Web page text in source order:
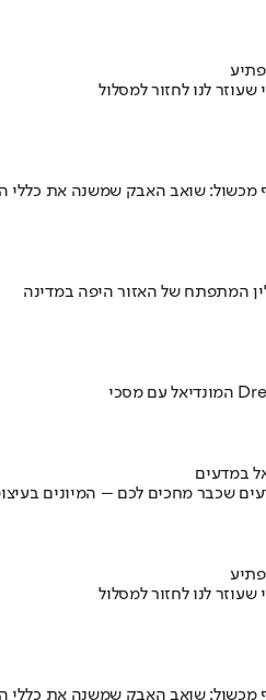
לנו לחזור למסלול
מכשול: שואב האבק שמשנה את כללי
במדעים
שכבר מחכים לכם – המיונים
לנו לחזור למסלול
מכשול: שואב האבק שמשנה את כללי